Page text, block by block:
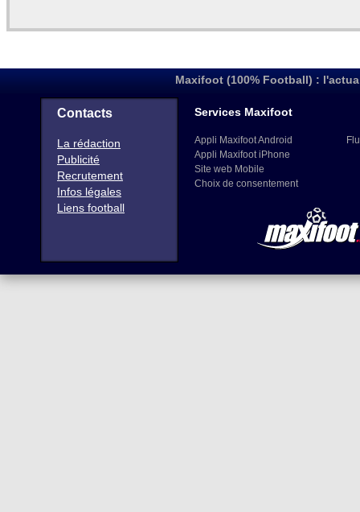
Maxifoot (100% Football) :
Contacts
La rédaction
Publicité
Recrutement
Infos légales
Liens football
Services Maxifoot
Appli Maxifoot Android
Appli Maxifoot iPhone
Site web Mobile
Choix de consentement